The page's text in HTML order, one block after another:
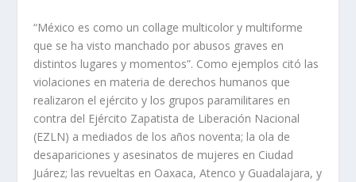
“México es como un collage multicolor y multiforme
que se ha visto manchado por abusos graves en
distintos lugares y momentos”. Como ejemplos citó las
violaciones en materia de derechos humanos que
realizaron el ejército y los grupos paramilitares en
contra del Ejército Zapatista de Liberación Nacional
(EZLN) a mediados de los años noventa; la ola de
desapariciones y asesinatos de mujeres en Ciudad
Juárez; las revueltas en Oaxaca, Atenco y Guadalajara, y